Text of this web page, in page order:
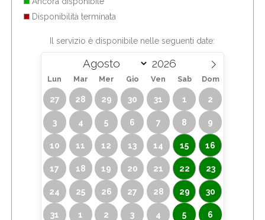
Disponibilità terminata
Il servizio è disponibile nelle seguenti date:
Lun Mar Mer Gio Ven Sab Dom
27 28 29 30 31 1 2
3 4 5 6 7 8 9
10 11 12 13 14 15 16
17 18 19 20 21 22 23
24 25 26 27 28 29 30
31 1 2 3 4 5 6